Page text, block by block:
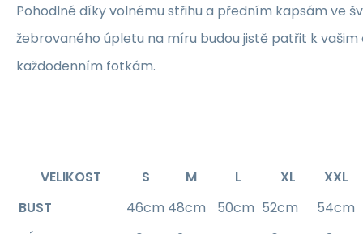
Pohodlné díky volnému střihu a předním kapsám ve
žebrovaného úpletu na míru budou jistě patřit k
každodenním fotkám.
VELIKOST S M L XL
XXL
BUST
46cm 48cm 50cm 52cm
54cm